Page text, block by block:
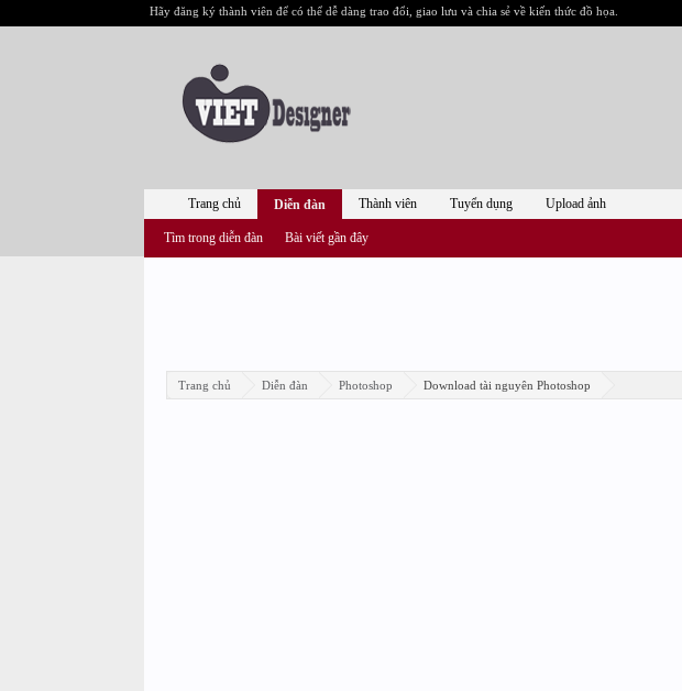
Hãy đăng ký thành viên để có thể dễ dàng trao đổi, giao lưu và chia sẻ về kiến thức đồ họa.
Trang chủ Diễn đàn Photoshop Download tài nguyên Photoshop
Trang chủ Diễn đàn
Tìm trong diễn đàn Bài viết gần đây
Thành viên Tuyển dụng Upload ảnh